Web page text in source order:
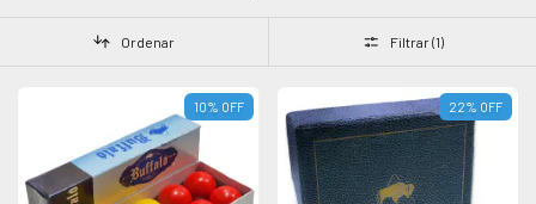
Ordenar Filtrar (1)
10% OFF 22% OFF